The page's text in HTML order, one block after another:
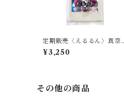
定期販売〈えるるん〉真空
パック米 パレード
¥3,250
その他の商品